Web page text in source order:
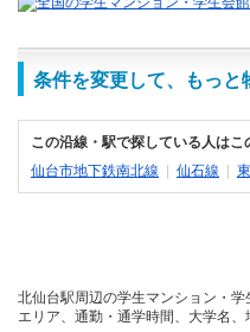
条件を変更して、もっと
この沿線・駅で探している人は
仙台市地下鉄南北線
仙石線
北仙台駅周辺の学生マンション・
エリア、通勤・通学時間、大学名